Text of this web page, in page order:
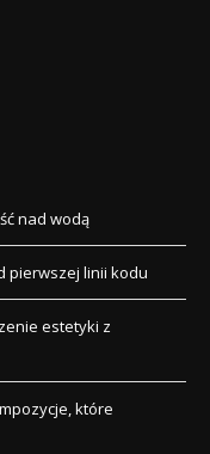
nad wodą
pierwszej linii kodu
estetyki z
które